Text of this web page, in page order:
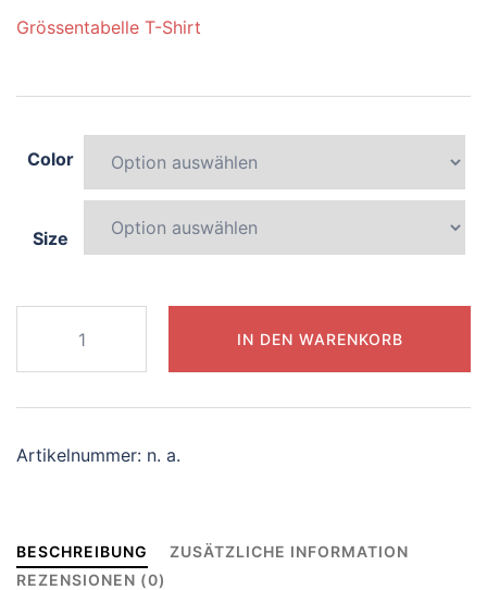
Grössentabelle T-Shirt
Color
Size
graceful-
phoenix
Menge
IN DEN WARENKORB
Artikelnummer: n. a.
BESCHREIBUNG
ZUSÄTZLICHE INFORMATION
REZENSIONEN (0)